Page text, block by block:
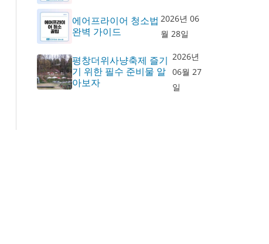
에어프라이어 청소법
완벽 가이드
2026년 06
월 28일
평창더위사냥축제 즐기
기 위한 필수 준비물 알
아보자
2026년
06월 27
일